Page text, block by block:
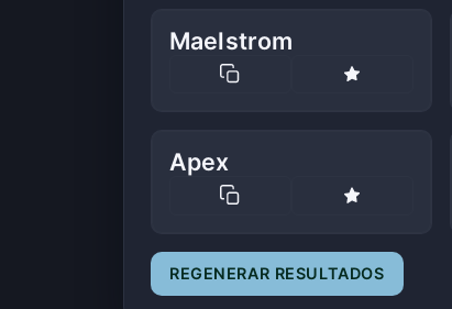
Maelstrom
Apex
REGENERAR RESULTADOS